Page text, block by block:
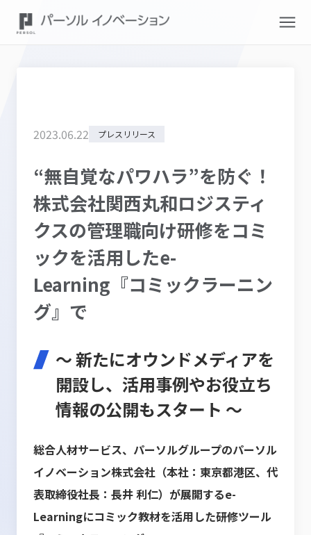
2023.06.22 プレスリリース
“無自覚なパワハラ”を防ぐ！
株式会社関西丸和ロジスティ
クスの管理職向け研修をコミ
ックを活用したe-
Learning『コミックラーニン
グ』で
～ 新たにオウンドメディアを
開設し、活用事例やお役立ち
情報の公開もスタート ～
総合人材サービス、パーソルグループのパーソル
イノベーション株式会社（本社：東京都港区、代
表取締役社長：長井 利仁）が展開するe-
Learningにコミック教材を活用した研修ツール